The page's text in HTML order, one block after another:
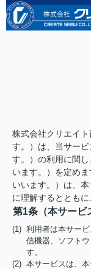
株式会社クリエイ
す。）は、当サー
す。）の利用に関
います。）を定め
いいます。）は、
に理解するととも
第1条（本サービ
(1) 利用者は本サー
信機器、ソフト
す。
(2) 本サービスは、